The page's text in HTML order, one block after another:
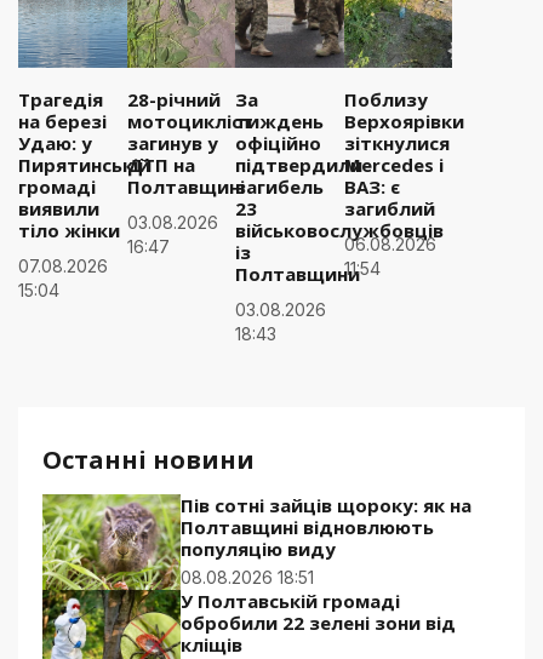
Останні новини
Пів сотні зайців щороку: як на
Полтавщині відновлюють
популяцію виду
08.08.2026 18:51
У Полтавській громаді
обробили 22 зелені зони від
кліщів
Трагедія
на березі
Удаю: у
Пирятинській
громаді
виявили
тіло жінки
07.08.2026
15:04
28-річний
мотоцикліст
загинув у
ДТП на
Полтавщині
03.08.2026
16:47
За
тиждень
офіційно
підтвердили
загибель
23
військовослужбовців
із
Полтавщини
03.08.2026
18:43
Поблизу
Верхоярівки
зіткнулися
Mercedes і
ВАЗ: є
загиблий
06.08.2026
11:54